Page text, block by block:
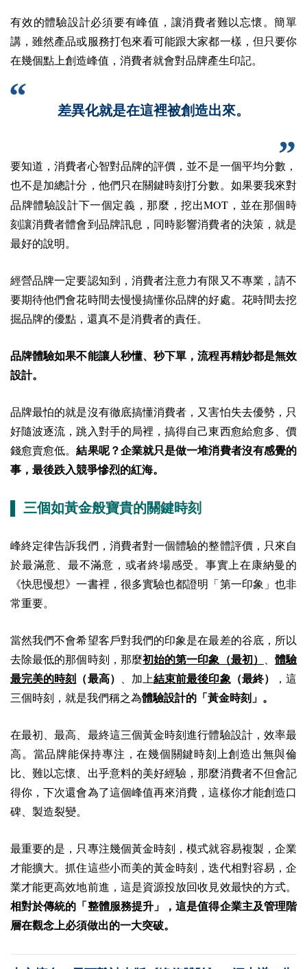
有效的體驗設計必須要有峰值，讓消費者難以忘懷。簡單
講，雖然產品或服務打包來看可能跟大家都一樣，但只要你
在幾個點上創造峰值，消費者就會對品牌產生印記。
差異化就是在這裡被創造出來。
要知道，消費者心智對品牌的評價，並不是一個平均分數，
也不是加總計分，他們只在關鍵時刻打分數。如果要我來對
品牌體驗設計下一個定義，那麼，挖出MOT ，並在那個時
刻讓消費者體會到品牌訊息，同時影響消費者的決策，就是
最好的說明。
經營品牌一定要認知到，消費者注意力有限又不專業，請不
要期待他們會花時間去慢慢搞懂你品牌的好處。花時間去挖
掘品牌的優點，還真不是消費者的責任。
品牌體驗如果不能讓人秒懂、秒下單，流程再精妙都是無效
設計。
品牌最怕的就是沒有徹底搞懂消費者，又害怕失去優勢，只
好隨波逐流，跳入對手的局裡，搞得自己東西愈給愈多、價
錢愈賣愈低。結果呢？企業就只是做一堆消費者沒有感覺的
事，最後跌入競爭慘烈的紅海。
▌ 三個如黃金般寶貴的關鍵時刻
峰終定律告訴我們，消費者對一個體驗的整體評價，只來自
於最滿意、最不滿意，或者終場感受。事實上在康納曼的
《快思慢想》一書裡，很多實驗也都證明「第一印象」也非
常重要。
當然我們不會希望客戶對我們的印象是在最差的谷底，所以
去除最低的那個時刻，那麼初始的第一印象（最初）
體驗
最完美的時刻
（最高） 、加上結束前最後印象 （最終）
，這
三個時刻，就是我們稱之為體驗設計的「黃金時刻」。
在最初、最高、最終這三個黃金時刻進行體驗設計，效率最
高。當品牌能保持專注，在幾個關鍵時刻上創造出無與倫
比、難以忘懷、出乎意料的美好經驗，那麼消費者不但會記
得你，下次還會為了這個峰值再來消費，這樣你才能創造口
碑、製造裂變。
最重要的是，只專注幾個黃金時刻，模式就容易複製，企業
才能擴大。抓住這些小而美的黃金時刻，迭代相對容易，企
業才能更高效地前進，這是資源投放回收見效最快的方式。
相對於傳統的「整體服務提升」，這是值得企業主及管理階
層在觀念上必須做出的一大突破。